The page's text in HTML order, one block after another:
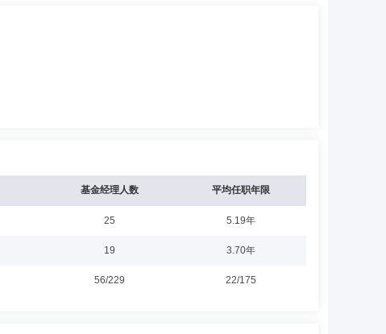
基金经理人数 平均任职年限
25 5.19年
19 3.70年
56/229 22/175